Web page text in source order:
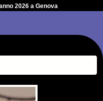
2026 a Genova